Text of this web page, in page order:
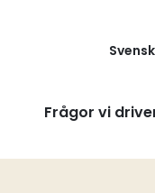
Frågor vi